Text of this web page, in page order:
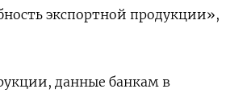
экспортной продукции»,
данные банкам в